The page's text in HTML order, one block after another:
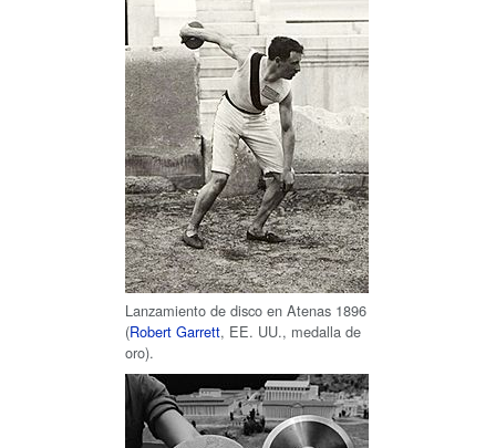
Lanzamiento de disco en Atenas 1896
(Robert Garrett, EE. UU., medalla de
oro).